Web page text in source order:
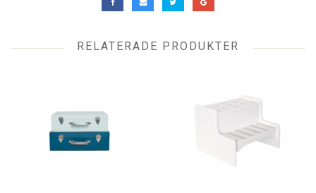
RELATERADE PRODUKTER